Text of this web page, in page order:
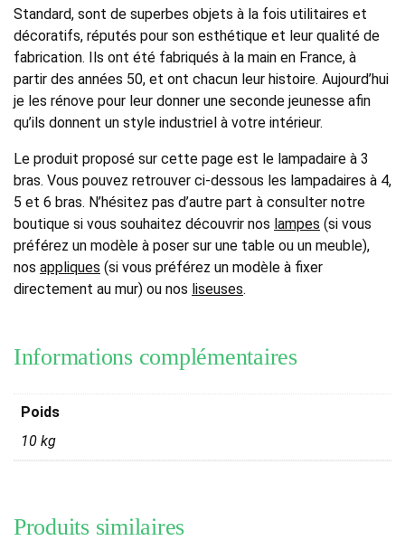
Standard, sont de superbes objets à la fois utilitaires et
décoratifs, réputés pour son esthétique et leur qualité de
fabrication. Ils ont été fabriqués à la main en France, à
partir des années 50, et ont chacun leur histoire. Aujourd’hui
je les rénove pour leur donner une seconde jeunesse afin
qu’ils donnent un style industriel à votre intérieur.
Le produit proposé sur cette page est le lampadaire à 3
bras. Vous pouvez retrouver ci-dessous les lampadaires à 4,
5 et 6 bras. N’hésitez pas d’autre part à consulter notre
boutique si vous souhaitez découvrir nos lampes (si vous
préférez un modèle à poser sur une table ou un meuble),
nos appliques (si vous préférez un modèle à fixer
directement au mur) ou nos liseuses.
Informations complémentaires
Poids
10 kg
Produits similaires